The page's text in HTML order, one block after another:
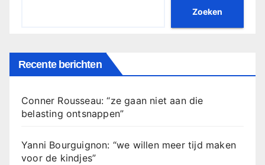
Zoeken
Recente berichten
Conner Rousseau: “ze gaan niet aan die
belasting ontsnappen”
Yanni Bourguignon: “we willen meer tijd maken
voor de kindjes”